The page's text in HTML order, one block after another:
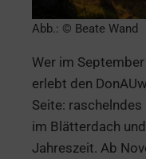
Abb.: © Beate Wand
Wer im
erlebt den
Seite:
im Blätterdach
Jahreszeit. Ab